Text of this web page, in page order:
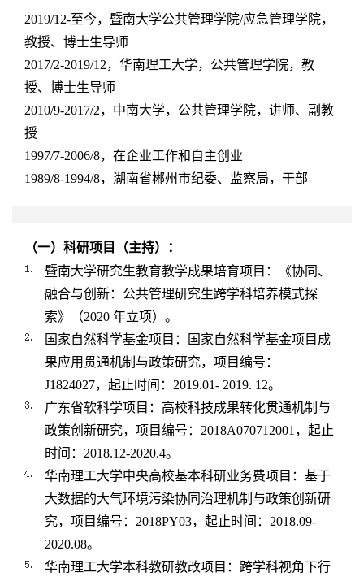
2019/12-至今，暨南大学公共管理学院/应急管理学院，
教授、博士生导师
2017/2-2019/12，华南理工大学，公共管理学院，教
授、博士生导师
2010/9-2017/2，中南大学，公共管理学院，讲师、副教
授
1997/7-2006/8，在企业工作和自主创业
1989/8-1994/8，湖南省郴州市纪委、监察局，干部
（一）科研项目（主持）：
暨南大学研究生教育教学成果培育项目：《协同、
融合与创新：公共管理研究生跨学科培养模式探
索》（2020 年立项）。
国家自然科学基金项目：国家自然科学基金项目成
果应用贯通机制与政策研究，项目编号：
J1824027，起止时间： 2019.01- 2019. 12。
广东省软科学项目：高校科技成果转化贯通机制与
政策创新研究，项目编号： 2018A070712001 ，起止
时间： 2018.12-2020.4。
华南理工大学中央高校基本科研业务费项目：基于
大数据的大气环境污染协同治理机制与政策创新研
究，项目编号： 2018PY03，起止时间： 2018.09-
2020.08。
华南理工大学本科教研教改项目：跨学科视角下行